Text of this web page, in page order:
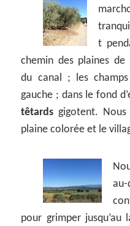
t
chemin des plaines
du canal ; les
gauche ; dans le fond
têtards gigotent.
plaine colorée et le
pour grimper jusqu’au